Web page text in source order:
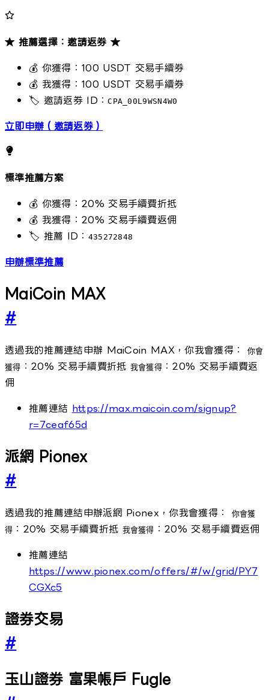
★ 推薦選擇：邀請返券 ★
💰 你獲得：100 USDT 交易手續券
💰 我獲得：100 USDT 交易手續券
🏷️ 邀請返券 ID：CPA_00L9WSN4W0
立即申辦（邀請返券）
標準推薦方案
💰 你獲得：20% 交易手續費折抵
💰 我獲得：20% 交易手續費返佣
🏷️ 推薦 ID： 435272848
申辦標準推薦
MaiCoin MAX
#
透過我的推薦連結申辦 MaiCoin MAX，你我會獲得：
你會
獲得 ：20% 交易手續費折抵 我會獲得 ：20% 交易手續費返
佣
推薦連結https://max.maicoin.com/signup?
r=7ceaf65d
派網 Pionex
#
透過我的推薦連結申辦派網 Pionex，你我會獲得：
你會獲
得 ：20% 交易手續費折抵 我會獲得 ：20% 交易手續費返佣
推薦連結
https://www.pionex.com/offers/#/w/grid/PY7
CGXc5
證券交易
#
玉山證券 富果帳戶 Fugle